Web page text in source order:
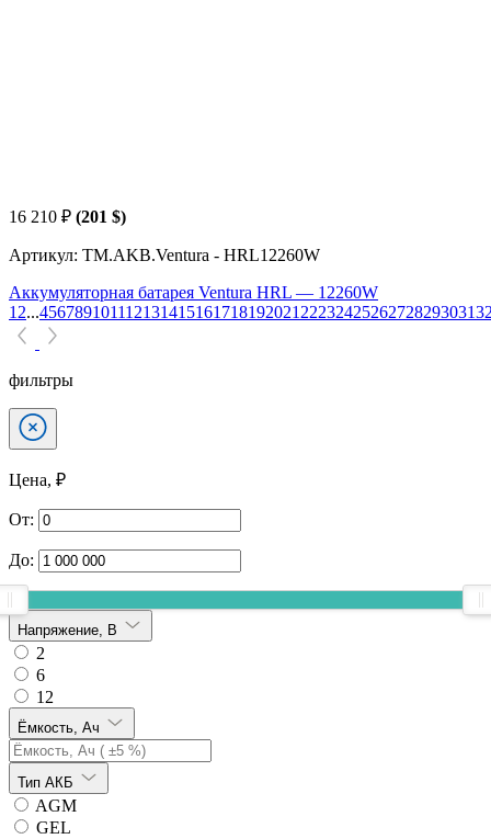
16 210 ₽ (201 $)
Артикул: TM.AKB.Ventura - HRL12260W
Аккумуляторная батарея Ventura HRL — 12260W
1 2...456789101112131415161718192021 22232425262728293031
фильтры
Цена, ₽
От:
До:
Напряжение, В
2
6
12
Ёмкость, Ач
Тип АКБ
AGM
GEL